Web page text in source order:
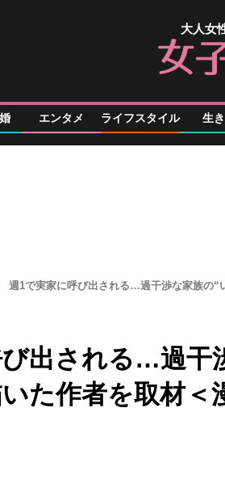
大人女
エンタメ ライフスタイル 生
週1で実家に呼び出される…過干渉な家族の“
出される…過干
た作者を取材＜